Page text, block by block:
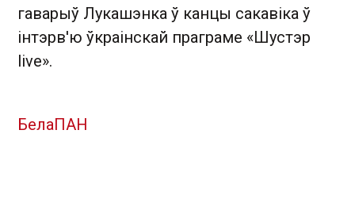
гаварыў Лукашэнка ў канцы сакавіка ў
інтэрв'ю ўкраінскай праграме «Шустэр
live».
БелаПАН